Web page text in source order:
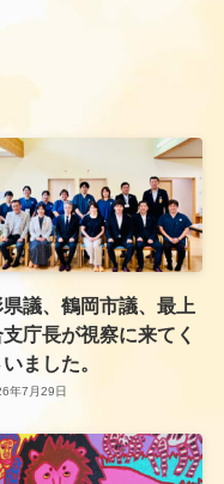
県議、鶴岡市議、最上
庁長が視察に来てく
ました。
年7月29日